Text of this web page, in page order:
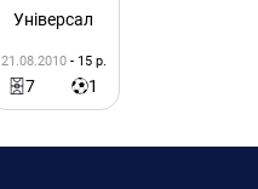
Універсал
21.08.2010 - 15 р.
7 1